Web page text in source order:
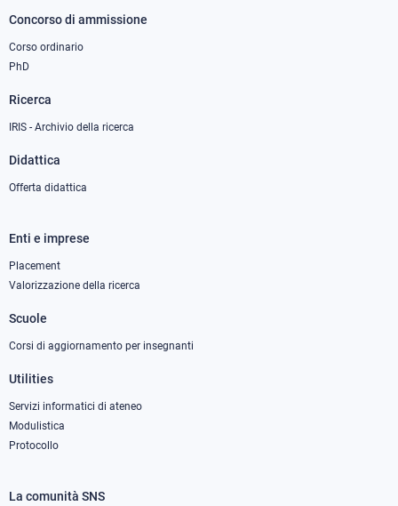
Concorso di ammissione
Corso ordinario
PhD
Ricerca
IRIS - Archivio della ricerca
Didattica
Offerta didattica
Footer
column
Enti e imprese
Placement
Valorizzazione della ricerca
Scuole
Corsi di aggiornamento per insegnanti
Utilities
Servizi informatici di ateneo
Modulistica
Protocollo
La comunità SNS